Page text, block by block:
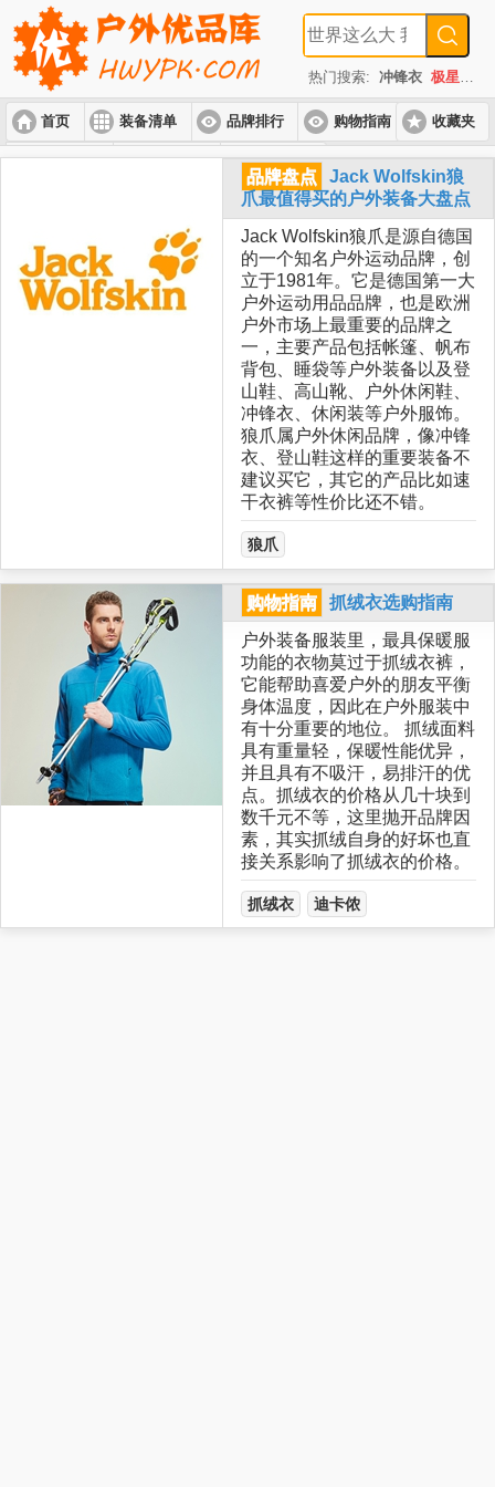
热门搜索: 冲锋衣 极星
首页 装备清单 品牌排行 购物指南
入门套装 进阶套装 高端套装
收藏夹
品牌盘点
Jack Wolfskin狼
爪最值得买的户外装备大盘点
Jack Wolfskin狼爪是源自德国
的一个知名户外运动品牌，创
立于1981年。它是德国第一大
户外运动用品品牌，也是欧洲
户外市场上最重要的品牌之
一，主要产品包括帐篷、帆布
背包、睡袋等户外装备以及登
山鞋、高山靴、户外休闲鞋、
冲锋衣、休闲装等户外服饰。
狼爪属户外休闲品牌，像冲锋
衣、登山鞋这样的重要装备不
建议买它，其它的产品比如速
干衣裤等性价比还不错。
狼爪
购物指南
抓绒衣选购指南
户外装备服装里，最具保暖服
功能的衣物莫过于抓绒衣裤，
它能帮助喜爱户外的朋友平衡
身体温度，因此在户外服装中
有十分重要的地位。 抓绒面料
具有重量轻，保暖性能优异，
并且具有不吸汗，易排汗的优
点。抓绒衣的价格从几十块到
数千元不等，这里抛开品牌因
素，其实抓绒自身的好坏也直
接关系影响了抓绒衣的价格。
抓绒衣 迪卡侬